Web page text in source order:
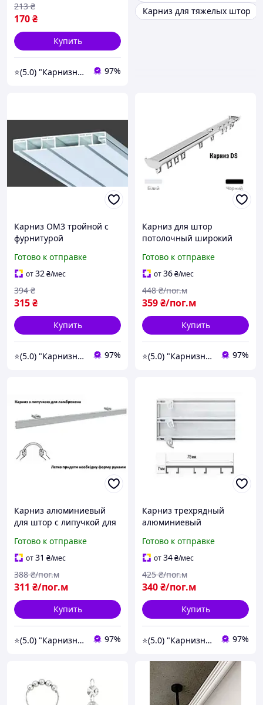
170₴
213 ₴
Купить
⭐️(5.0) "Карнизный Гуру" интернет-магазин карнизов, штор, гардин и жалюзи 97%
Карниз для тяжелых штор
Карниз ОМ3 тройной с
фурнитурой
Готово к отправке
от32₴/мес
315₴
394 ₴
Купить
⭐️(5.0) "Карнизный Гуру" интернет-магазин карнизов, штор, гардин и жалюзи 97%
Карниз для штор
потолочный широкий
комплектацией из
алюминиевого профиля
Готово к отправке
от36₴/мес
359₴/пог.м
448 ₴/пог.м
Купить
⭐️(5.0) "Карнизный Гуру" интернет-магазин карнизов, штор, гардин и жалюзи 97%
Карниз алюминиевый
для штор с липучкой для
эркер вручную
Готово к отправке
от31 ₴/мес
311 ₴/пог.м
388 ₴/пог.м
Купить
⭐️(5.0) "Карнизный Гуру" интернет-магазин карнизов, штор, гардин и жалюзи 97%
Карниз трехрядный
алюминиевый
Готово к отправке
от34₴/мес
340₴/пог.м
425 ₴/пог.м
Купить
⭐️(5.0) "Карнизный Гуру" интернет-магазин карнизов, штор, гардин и жалюзи 97%